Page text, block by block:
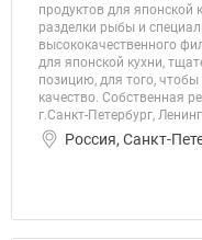
продуктов для японской
разделки рыбы и
высококачественного
для японской кухни,
позицию, для того,
качество. Собственная
г.Санкт-Петербург,
Россия, Санкт-